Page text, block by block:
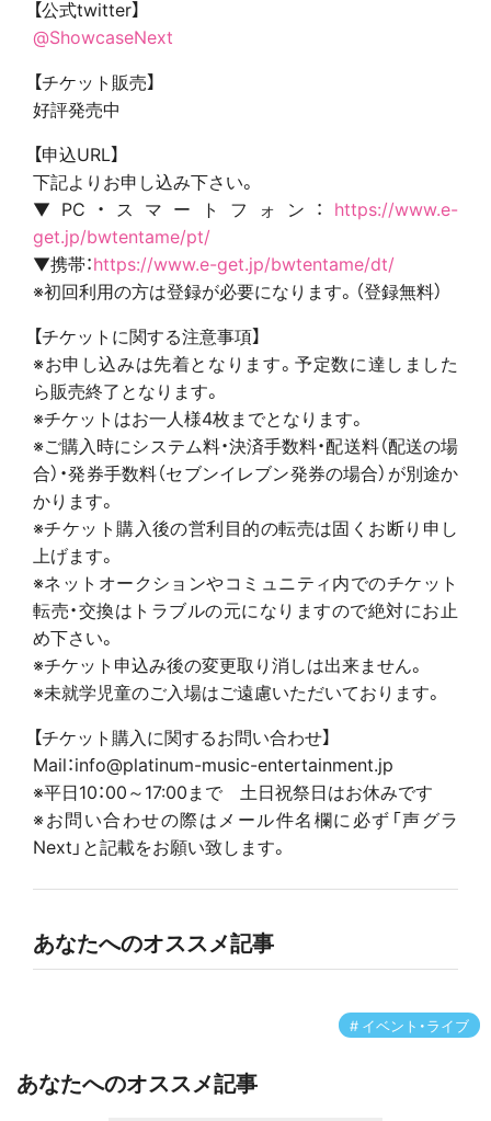
【公式twitter】
@ShowcaseNext
【チケット販売】
好評発売中
【申込URL】
下記よりお申し込み下さい。
▼PC・スマートフォン： https://www.e-
get.jp/bwtentame/pt/
▼携帯：https://www.e-get.jp/bwtentame/dt/
※初回利用の方は登録が必要になります。（登録無料）
【チケットに関する注意事項】
※お申し込みは先着となります。予定数に達しました
ら販売終了となります。
※チケットはお一人様4枚までとなります。
※ご購入時にシステム料・決済手数料・配送料（配送の場
合）・発券手数料（セブンイレブン発券の場合）が別途か
かります。
※チケット購入後の営利目的の転売は固くお断り申し
上げます。
※ネットオークションやコミュニティ内でのチケット
転売・交換はトラブルの元になりますので絶対にお止
め下さい。
※チケット申込み後の変更取り消しは出来ません。
※未就学児童のご入場はご遠慮いただいております。
【チケット購入に関するお問い合わせ】
Mail：info@platinum-music-entertainment.jp
※平日10：00～17:00まで 土日祝祭日はお休みです
※お問い合わせの際はメール件名欄に必ず「声グラ
Next」と記載をお願い致します。
あなたへのオススメ記事
イベント・ライブ
あなたへのオススメ記事